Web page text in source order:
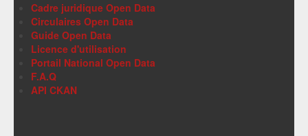
Cadre juridique Open Data
Circulaires Open Data
Guide Open Data
Licence d'utilisation
Portail National Open Data
F.A.Q
API CKAN